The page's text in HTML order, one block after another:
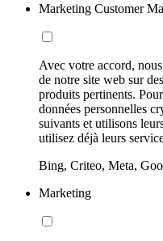
Marketing Customer
Avec votre accord,
de notre site web sur
produits pertinents.
données personnelles
suivants et utilisons
utilisez déjà leurs
Bing, Criteo, Meta,
Marketing